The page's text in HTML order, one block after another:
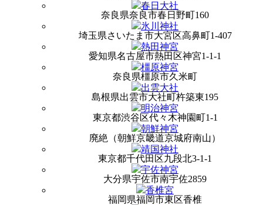
春日大社
奈良県奈良市春日野町160
氷川神社
埼玉県さいたま市大宮区高鼻町1-407
熱田神宮
愛知県名古屋市熱田区神宮1-1-1
橿原神宮
奈良県橿原市久米町
出雲大社
島根県出雲市大社町杵築東195
明治神宮
東京都渋谷区代々木神園町1-1
朝鮮神宮
廃絶（朝鮮京畿道京城府南山）
靖国神社
東京都千代田区九段北3-1-1
宇佐神宮
大分県宇佐市南宇佐2859
香椎宮
福岡県福岡市東区香椎